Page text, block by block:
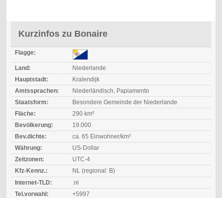
Kurzinfos zu Bonaire
Flagge:
Land:
Niederlande
Hauptstadt:
Kralendijk
Amtssprachen:
Niederländisch, Papiamento
Staatsform:
Besondere Gemeinde der Niederlande
Fläche:
290 km²
Bevölkerung:
19.000
Bev.dichte:
ca. 65 Einwohner/km²
Währung:
US-Dollar
Zeitzonen:
UTC-4
Kfz-Kennz.:
NL (regional: B)
Internet-TLD:
.nl
Tel.vorwahl:
+5997